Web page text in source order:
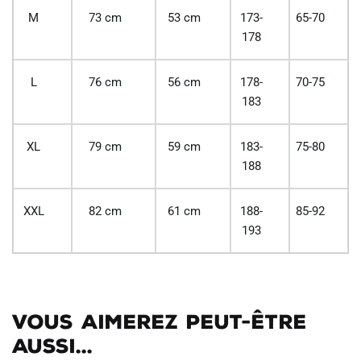
M 73 cm 53 cm
173-
178
65-70
L 76 cm 56 cm
178-
183
70-75
XL 79 cm 59 cm
183-
188
75-80
XXL 82 cm 61 cm
188-
193
85-92
Vous aimerez peut-être
aussi...